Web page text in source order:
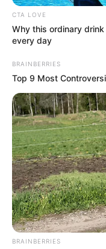
Para los
deberán llegar este 6
atracción queofrece
está sujeto a
llueve o por
El globo tiene una
por canastilla,
globo. Los horarios
de 7:00 a.m a 9:00
personas se podrán
CTA LOVE
Why this ordinary
every day
BRAINBERRIES
Top 9 Most
BRAINBERRIES